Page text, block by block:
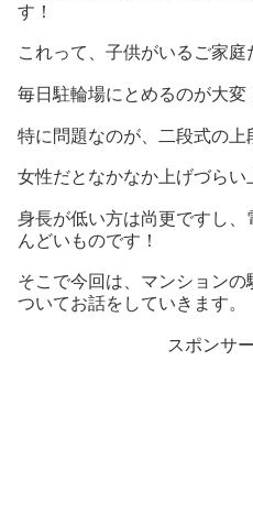
す！
これって、子供がいるご家庭
毎日駐輪場にとめるのが大変
特に問題なのが、二段式の上
女性だとなかなか上げづらい
身長が低い方は尚更ですし
んどいものです！
そこで今回は、マンション
ついてお話をしていきます。
スポンサ